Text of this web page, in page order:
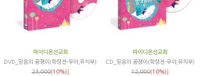
파이디온선교회
DVD_믿음의 꿈쟁이(학령전-유아,유치부)
23,000(10%)↓
파이디온선교회
CD_믿음의 꿈쟁이(학령전-유아,유치부)
12,000(10%)↓